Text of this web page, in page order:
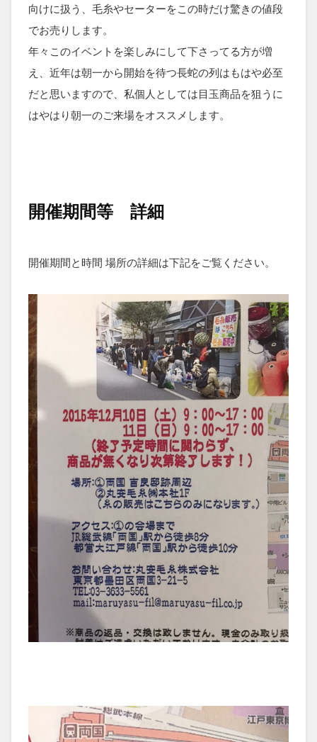
向けに扱う、毛糸やセーターをこの時だけ驚きの値段
でお売りします。
年々このイベントを楽しみにして下さってる方が増
え、近年は朝一から開始を待つ長蛇の列はもはや必至
だと思いますので、私個人としては目玉商品を狙うに
はやはり朝一のご来場をオススメします。
開催期間等 詳細
開催期間と時間 場所の詳細は下記をご覧ください。